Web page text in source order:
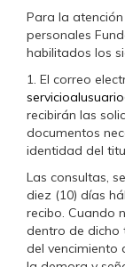
Para la
personales
habilitados los
1. El correo
recibirán las
documentos
identidad del
Las consultas,
diez (10) días
recibo. Cuando
dentro de dicho
del vencimiento